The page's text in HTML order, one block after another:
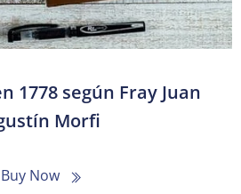
1778 según Fray Juan
Morfi
Buy Now